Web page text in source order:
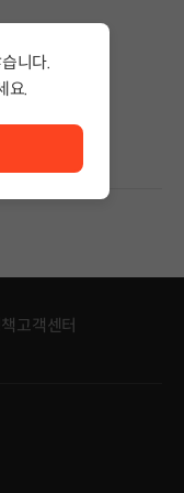
변경하세요.
고객센터
니다.
요.